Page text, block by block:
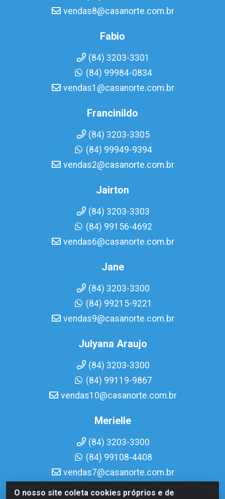
O nosso site coleta cookies próprios e de
vendas8@casanorte.com.br
Fabio
(84) 3203-3301
(84) 99984-0834
vendas1@casanorte.com.br
Francinildo
(84) 3203-3305
(84) 99949-9394
vendas2@casanorte.com.br
Jairton
(84) 3203-3303
(84) 99156-4692
vendas6@casanorte.com.br
Jane
(84) 3203-3300
(84) 99215-9221
vendas9@casanorte.com.br
Julyana Araujo
(84) 3203-3300
(84) 99119-9867
vendas10@casanorte.com.br
Merielle
(84) 3203-3300
(84) 99108-4408
vendas7@casanorte.com.br